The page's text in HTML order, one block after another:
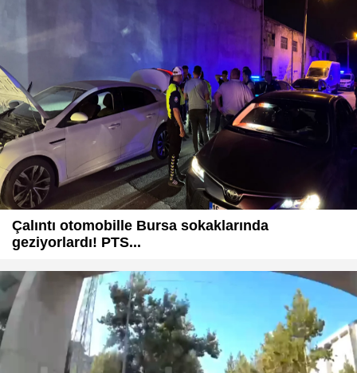
Çalıntı otomobille Bursa sokaklarında
geziyorlardı! PTS...